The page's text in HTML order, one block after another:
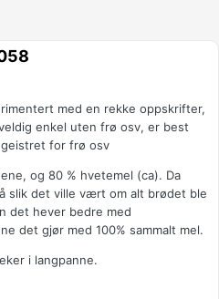
med en rekke oppskrifter,
enkel uten frø osv, er best
for frø osv
og 80 % hvetemel (ca). Da
slik det ville vært om alt brødet ble
det hever bedre med
det gjør med 100% sammalt mel.
i langpanne.